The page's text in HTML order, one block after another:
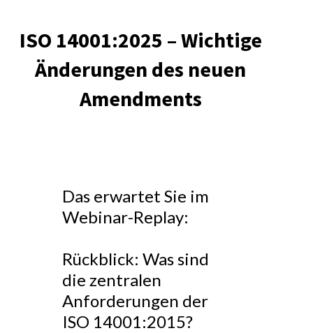
ISO 14001:2025 – Wichtige
Änderungen des neuen
Amendments
Das erwartet Sie im
Webinar-Replay:
Rückblick: Was sind
die zentralen
Anforderungen der
ISO 14001:2015?